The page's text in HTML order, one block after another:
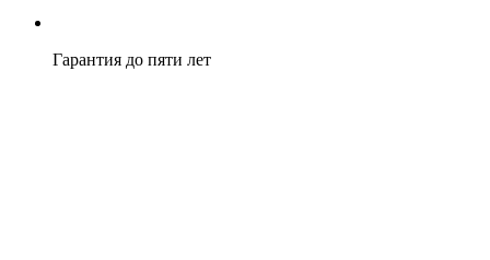
Гарантия до пяти лет